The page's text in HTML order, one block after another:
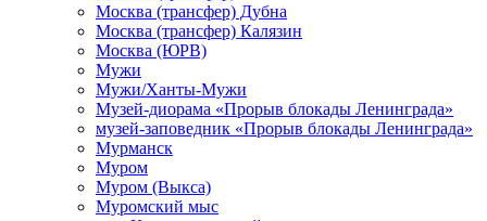
Москва (трансфер) Дубна
Москва (трансфер) Калязин
Москва (ЮРВ)
Мужи
Мужи/Ханты-Мужи
Музей-диорама «Прорыв блокады Ленинграда»
музей-заповедник «Прорыв блокады Ленинграда»
Мурманск
Муром
Муром (Выкса)
Муромский мыс